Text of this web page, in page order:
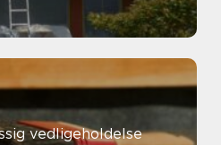
vedligeholdelse